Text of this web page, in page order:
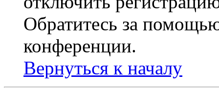
Обратитесь за
конференции.
Вернуться к началу